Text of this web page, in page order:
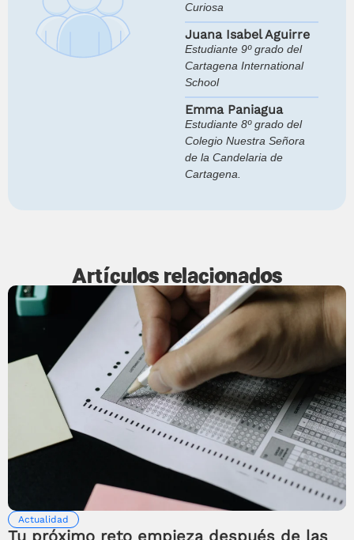
Curiosa
Juana Isabel Aguirre
Estudiante 9º grado del
Cartagena International
School
Emma Paniagua
Estudiante 8º grado del
Colegio Nuestra Señora
de la Candelaria de
Cartagena.
Artículos relacionados
Actualidad